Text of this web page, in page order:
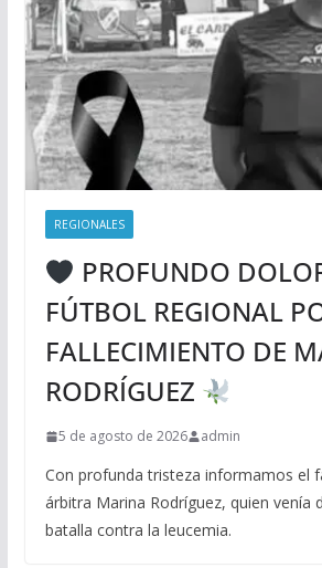
REGIONALES
PROFUNDO
FÚTBOL REGIONAL
FALLECIMIENTO DE
RODRÍGUEZ
5 de agosto de 2026 admin
Con profunda tristeza informamos el
árbitra Marina Rodríguez, quien venía
batalla contra la leucemia.